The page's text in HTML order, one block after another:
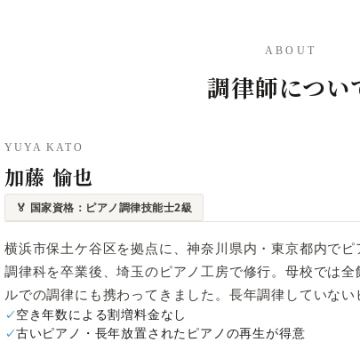
ABOUT
調律師につい
YUYA KATO
加藤 愉也
🏅 国家資格：ピアノ調律技能士2級
横浜市保土ケ谷区を拠点に、神奈川県内・東京都内で
調律科を卒業後、埼玉のピアノ工房で修行。母校では
ルでの調律にも携わってきました。長年調律していない
空き年数による割増料金なし
古いピアノ・長年放置されたピアノの再生が得意